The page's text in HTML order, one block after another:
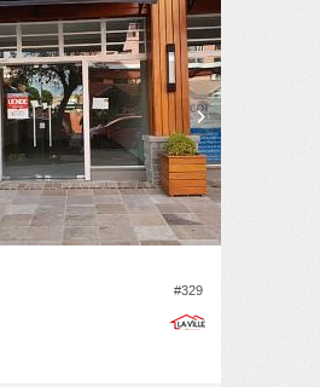
#329